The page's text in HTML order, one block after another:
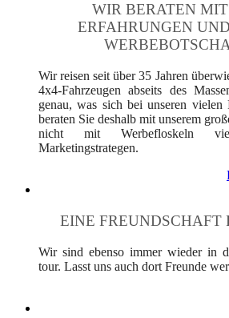
WIR BERATEN
ERFAHRUNGEN
Wir reisen seit über 35 Jahren
4x4-Fahrzeugen abseits des
genau, was sich bei unseren vielen
beraten Sie deshalb mit unserem
nicht mit Werbefloskeln
Marketingstrategen.
EINE FREUNDSCHAFT
Wir sind ebenso immer wieder in
tour. Lasst uns auch dort Freunde